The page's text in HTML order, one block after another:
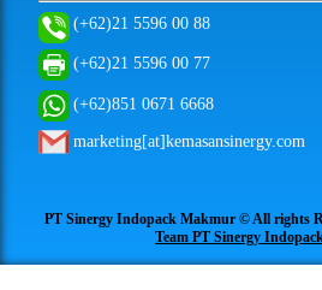
(+62)21 5596 00 88
(+62)21 5596 00 77
(+62)851 0671 6668
marketing[at]kemasansinergy.com
PT Sinergy Indopack Makmur © All rights
Team PT Sinergy